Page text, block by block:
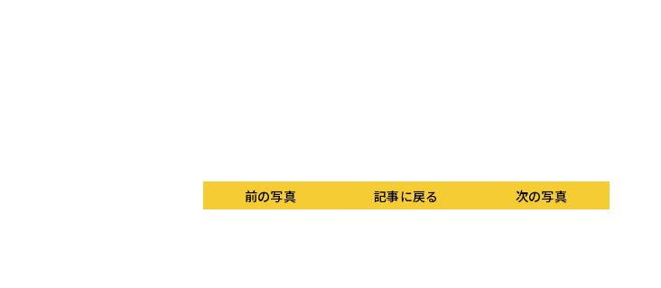
前の写真 記事に戻る 次の写真